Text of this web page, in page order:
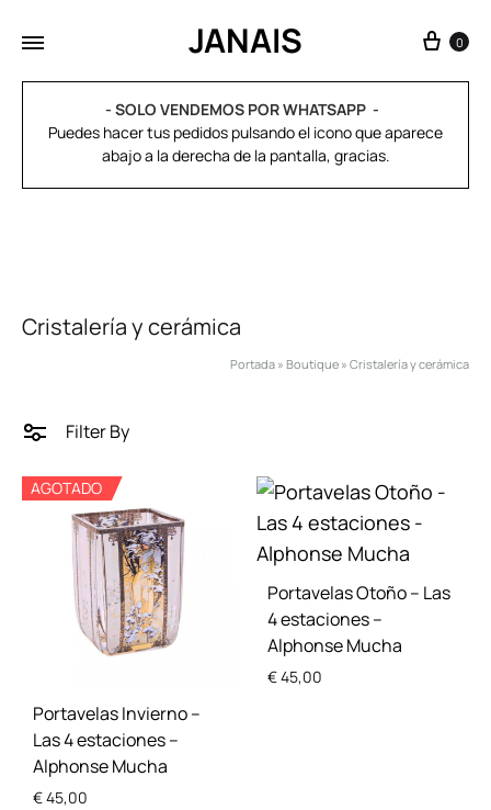
JANAIS 0
- SOLO VENDEMOS POR WHATSAPP
Puedes hacer tus pedidos pulsando el icono que aparece
abajo a la derecha de la pantalla, gracias.
Cristalería y cerámica
Portada » Boutique » Cristalería y cerámica
Filter By
AGOTADO
Portavelas Invierno –
Las 4 estaciones –
Alphonse Mucha
€45,00
Portavelas Otoño – Las
4 estaciones –
Alphonse Mucha
€45,00